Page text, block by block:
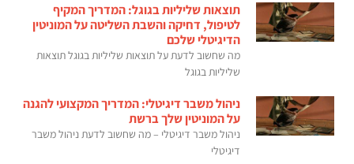
תוצאות שליליות בגוגל: המדריך המקיף
לטיפול, דחיקה והשבת השליטה על המוניטין
הדיגיטלי שלכם
מה שחשוב לדעת על תוצאות שליליות בגוגל תוצאות
שליליות בגוגל
ניהול משבר דיגיטלי: המדריך המקצועי להגנה
על המוניטין שלך ברשת
ניהול משבר דיגיטלי – מה שחשוב לדעת ניהול משבר
דיגיטלי